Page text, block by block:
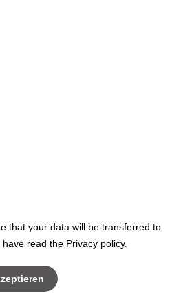
that your data will be transferred to
read the Privacy policy.